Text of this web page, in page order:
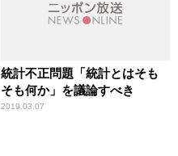
統計不正問題「統計とはそも
そも何か」を議論すべき
2019.03.07